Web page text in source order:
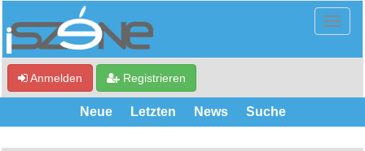
Anmelden Registrieren
Neue Letzten News Suche